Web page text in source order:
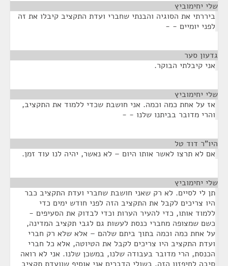
שלי יחימוביץ
ביררתי את הסוגיה והבנתי שחברי ועדת התקציב קיבלו את זה
לפני יומיים - -
גדעון סער
אני קיבלתי הבוקר.
שלי יחימוביץ
אז על אחת כמה וכמה. אני חושבת שכדי ללמוד את התקציב,
והרי מדובר בביתנו שלנו - -
היו”ר דוד טל
אם לא תרצו לאשר אותו היום – לא נאשר, יהיה לנו עוד זמן.
שלי יחימוביץ
תן לי לסיים. לא רק שאני חושבת שחברי ועדת התקציב כבר
היו צריכים לקבל את התקציב הזה לפני חודש ימים כדי
ללמוד אותו, כדי להעיר הערות וכדי לבדוק את הסעיפים -
כשם שמצופה מחברי כנסת לעשות גם לגבי תקציב המדינה,
על אחת כמה וכמה בתוך ביתם שלהם – אלא שלא רק חברי
ועדת התקציב היו צריכים לקבל את הטיוטה, אלא כל חברי
הכנסת, הרי מדובר בעבודה שלנו, במשכן שלנו. אני לא רואה